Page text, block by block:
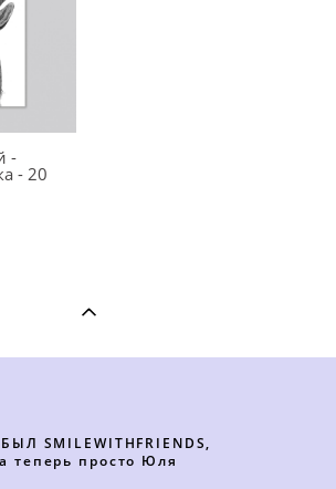
-
- 20
SMILEWITHFRIENDS,
а теперь просто Юля